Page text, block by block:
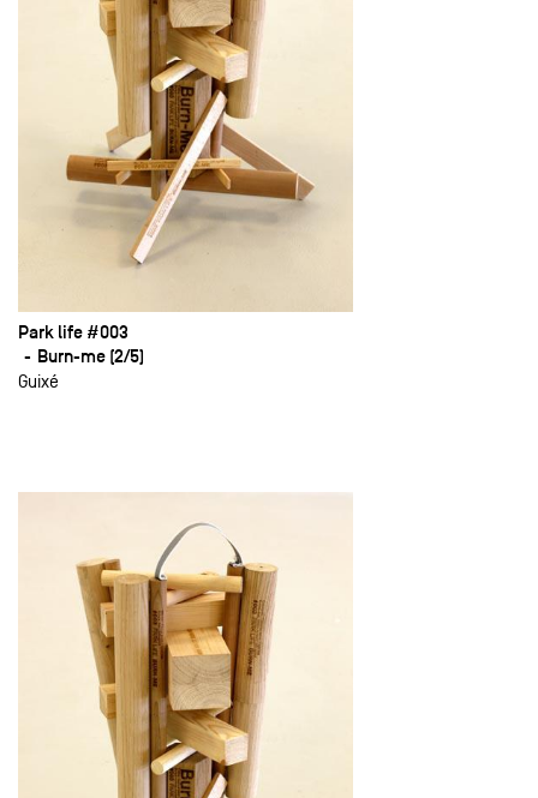
Park life #003
Burn-me (2/5)
Guixé